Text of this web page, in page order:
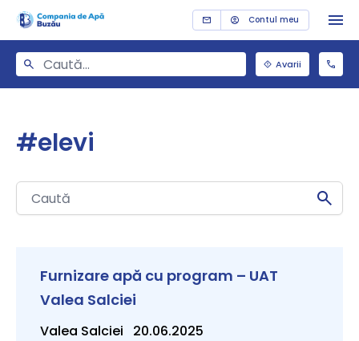
Contul meu
Avarii
#elevi
Furnizare apă cu program – UAT
Valea Salciei
Valea Salciei 20.06.2025